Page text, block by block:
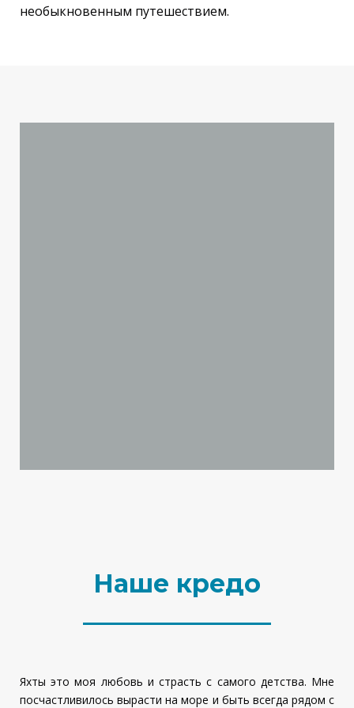
необыкновенным путешествием.
Наше кредо
Яхты это моя любовь и страсть с самого детства. Мне
посчастливилось вырасти на море и быть всегда рядом с